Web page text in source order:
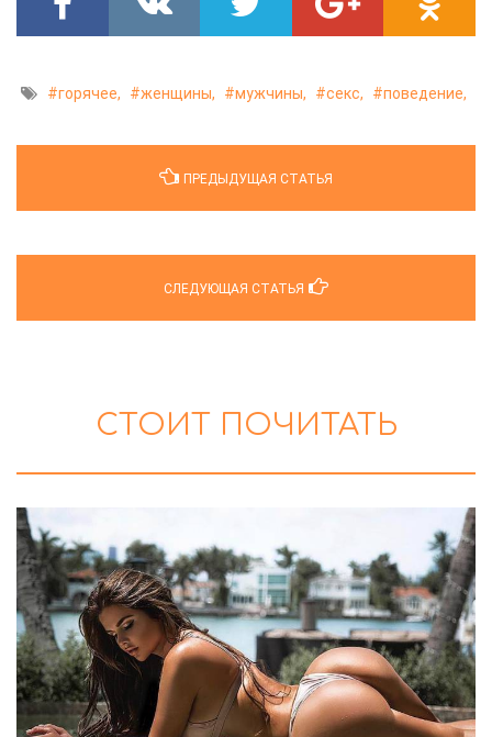
горячее, женщины, мужчины, секс, поведение,
ПРЕДЫДУЩАЯ СТАТЬЯ
СЛЕДУЮЩАЯ СТАТЬЯ
СТОИТ ПОЧИТАТЬ